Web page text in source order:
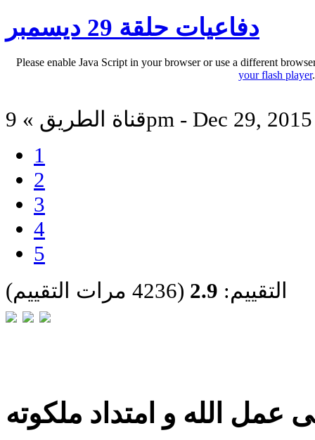
دفاعيات حلقة 29 ديسمبر
Please enable Java Script in your browser or use a different
your flash player.
قناة الطريق » 9pm - Dec 29, 2015
1
2
3
4
5
التقييم: 2.9 (4236 مرات التقييم)
عمل الله و امتداد ملكوته